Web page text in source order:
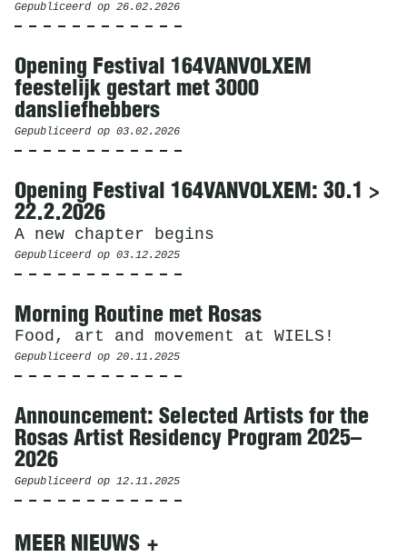
Gepubliceerd op 26.02.2026
Opening Festival 164VANVOLXEM
feestelijk gestart met 3000
dansliefhebbers
Gepubliceerd op 03.02.2026
Opening Festival 164VANVOLXEM: 30.1 >
22.2.2026
A new chapter begins
Gepubliceerd op 03.12.2025
Morning Routine met Rosas
Food, art and movement at WIELS!
Gepubliceerd op 20.11.2025
Announcement: Selected Artists for the
Rosas Artist Residency Program 2025–
2026
Gepubliceerd op 12.11.2025
MEER NIEUWS